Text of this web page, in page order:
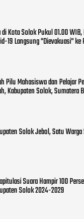
di Kota Solok Pukul 01.00
19 Langsung "Dievakuasi" ke
Pilu Mahasiswa dan Pelajar
Kabupaten Solok, Sumatera
Solok Jebol, Satu
Suara Hampir 100
Solok 2024-2029